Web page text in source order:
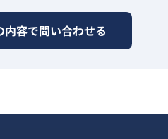
内容で問い合わせる